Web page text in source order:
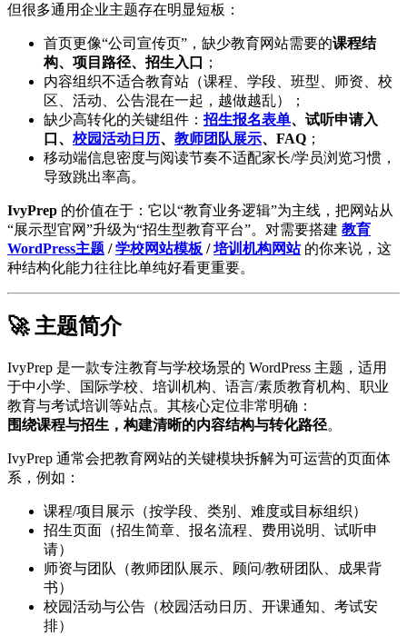
但很多通用企业主题存在明显短板：
首页更像“公司宣传页”，缺少教育网站需要的课程结
构、项目路径、招生入口
；
内容组织不适合教育站（课程、学段、班型、师资、校
区、活动、公告混在一起，越做越乱）；
缺少高转化的关键组件： 招生报名表单、试听申请入
口、 校园活动日历、 教师团队展示、FAQ ；
移动端信息密度与阅读节奏不适配家长/学员浏览习惯，
导致跳出率高。
IvyPrep 的价值在于：它以“教育业务逻辑”为主线，把网站从
“展示型官网”升级为“招生型教育平台”。对需要搭建 教育
WordPress主题 /学校网站模板 /培训机构网站的你来说，这
种结构化能力往往比单纯好看更重要。
🚀 主题简介
IvyPrep 是一款专注教育与学校场景的 WordPress 主题，适用
于中小学、国际学校、培训机构、语言/素质教育机构、职业
教育与考试培训等站点。其核心定位非常明确：
围绕课程与招生，构建清晰的内容结构与转化路径。
IvyPrep 通常会把教育网站的关键模块拆解为可运营的页面体
系，例如：
课程/项目展示（按学段、类别、难度或目标组织）
招生页面（招生简章、报名流程、费用说明、试听申
请）
师资与团队（教师团队展示、顾问/教研团队、成果背
书）
校园活动与公告（校园活动日历、开课通知、考试安
排）